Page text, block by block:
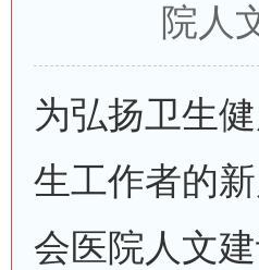
院人
为弘扬卫生
生工作者的
会医院人文